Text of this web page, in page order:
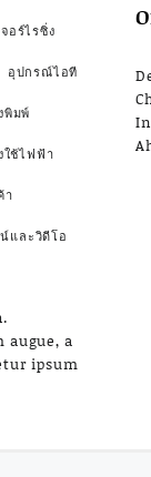
อร์ไรซิ่ง
อุปกรณ์ไอที
พิมพ์
ใช้ไฟฟ้า
า
และวิดีโอ
augue, a
ipsum